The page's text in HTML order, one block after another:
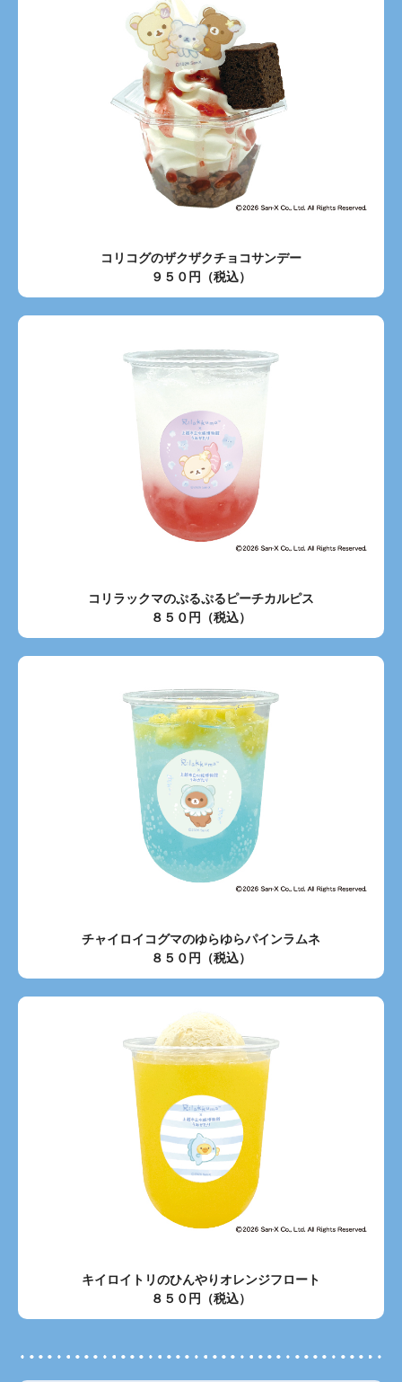
コリコグのザクザクチョコサンデー
９５０円（税込）
コリラックマのぷるぷるピーチカルピス
８５０円（税込）
チャイロイコグマのゆらゆらパインラムネ
８５０円（税込）
キイロイトリのひんやりオレンジフロート
８５０円（税込）